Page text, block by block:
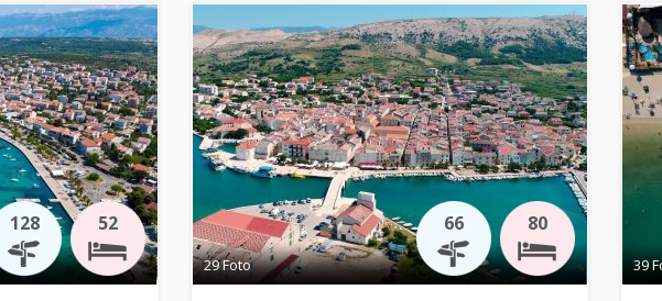
52
128
29 Foto
80
66
39